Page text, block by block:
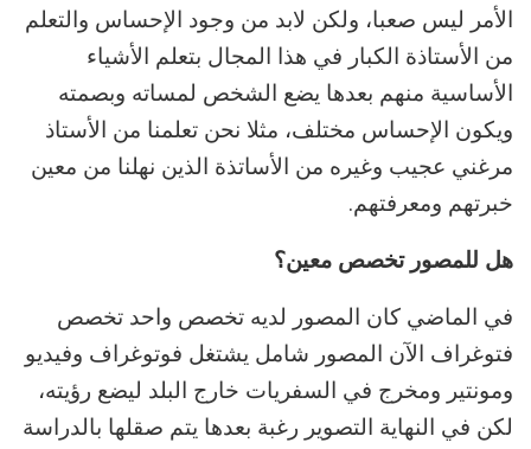
الأمر ليس صعبا، ولكن لابد من وجود الإحساس والتعلم
من الأستاذة الكبار في هذا المجال بتعلم الأشياء
الأساسية منهم بعدها يضع الشخص لمساته وبصمته
ويكون الإحساس مختلف، مثلا نحن تعلمنا من الأستاذ
مرغني عجيب وغيره من الأساتذة الذين نهلنا من معين
خبرتهم ومعرفتهم.
هل للمصور تخصص معين؟
في الماضي كان المصور لديه تخصص واحد تخصص
فتوغراف الآن المصور شامل يشتغل فوتوغراف وفيديو
ومونتير ومخرج في السفريات خارج البلد ليضع رؤيته،
لكن في النهاية التصوير رغبة بعدها يتم صقلها بالدراسة